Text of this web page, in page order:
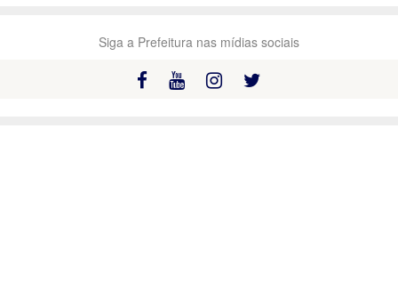
Siga a Prefeitura nas mídias sociais